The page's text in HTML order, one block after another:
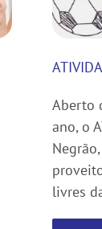
Aberto
ano, o
livres